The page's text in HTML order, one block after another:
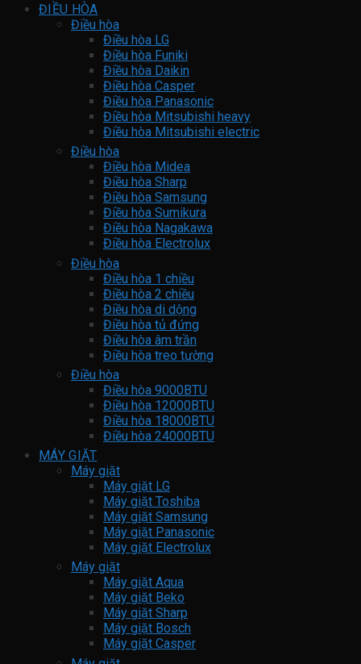
ĐIỀU HÒA
Điều hòa
Điều hòa LG
Điều hòa Funiki
Điều hòa Daikin
Điều hòa Casper
Điều hòa Panasonic
Điều hòa Mitsubishi heavy
Điều hòa Mitsubishi electric
Điều hòa
Điều hòa Midea
Điều hòa Sharp
Điều hòa Samsung
Điều hòa Sumikura
Điều hòa Nagakawa
Điều hòa Electrolux
Điều hòa
Điều hòa 1 chiều
Điều hòa 2 chiều
Điều hòa di dộng
Điều hòa tủ đứng
Điều hòa âm trần
Điều hòa treo tường
Điều hòa
Điều hòa 9000BTU
Điều hòa 12000BTU
Điều hòa 18000BTU
Điều hòa 24000BTU
MÁY GIẶT
Máy giặt
Máy giặt LG
Máy giặt Toshiba
Máy giặt Samsung
Máy giặt Panasonic
Máy giặt Electrolux
Máy giặt
Máy giặt Aqua
Máy giặt Beko
Máy giặt Sharp
Máy giặt Bosch
Máy giặt Casper